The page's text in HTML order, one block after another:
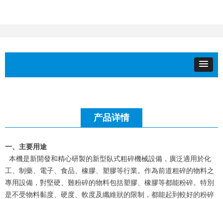
产品详情
一、主要用途
本機是新開發和精心研製的新型臥式粗碎機械設備，廣泛適用於化
工、制藥、電子、食品、橡膠、塑膠等行業。作為前道粗碎的物料之
專用設備，對堅硬、難粉碎的物料包括塑膠、橡膠等都能粉碎。特別
是不受物料黏度、硬度、軟度及纖維狀的限制，都能起到較好的粉碎